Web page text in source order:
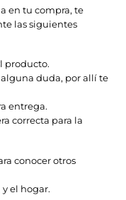
en tu compra, te
las siguientes
producto.
duda, por allí te
entrega.
correcta para la
conocer otros
el hogar.